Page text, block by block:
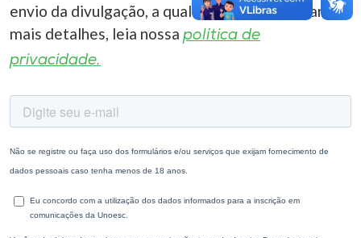
envio da divulgação, a qualquer momento. Para
mais detalhes, leia nossa política de
privacidade.